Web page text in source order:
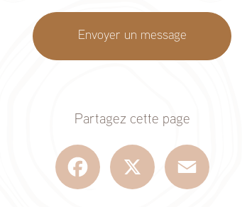
Envoyer un message
Partagez cette page
Facebook